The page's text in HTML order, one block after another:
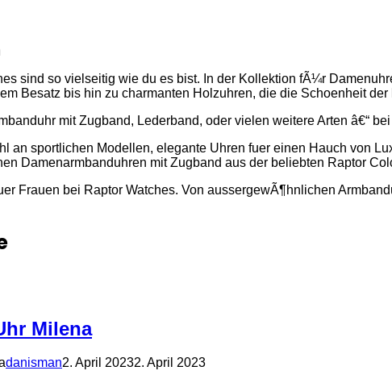
sind so vielseitig wie du es bist. In der Kollektion fÃ¼r
Besatz bis hin zu charmanten Holzuhren, die die Schoenheit der
mit Zugband, Lederband, oder vielen weitere Arten â€“
an sportlichen Modellen, elegante Uhren fuer einen Hauch von
Damenarmbanduhren mit Zugband aus der beliebten Raptor
Frauen bei Raptor Watches. Von aussergewÃ¶hnlichen
Milena
danisman2. April 20232. April 2023